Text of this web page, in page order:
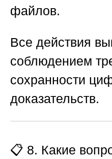
файлов.
Все действия
соблюдением
сохранности
доказательств.
📋 8. Какие